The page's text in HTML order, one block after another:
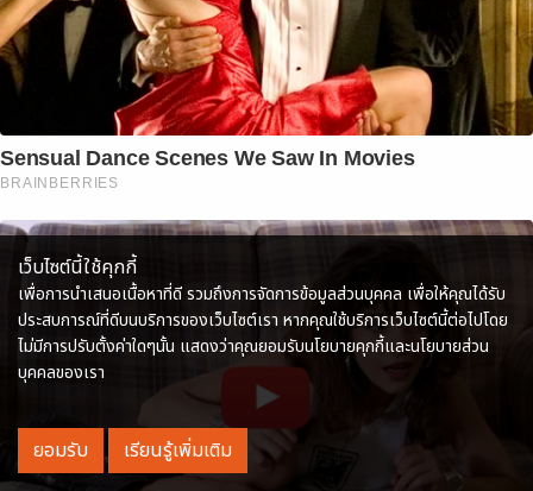
Sensual Dance Scenes We Saw In Movies
BRAINBERRIES
เว็บไซต์นี้ใช้คุกกี้
เพื่อการนำเสนอเนื้อหาที่ดี รวมถึงการจัดการข้อมูลส่วนบุคคล เพื่อให้คุณได้รับ
ประสบการณ์ที่ดีบนบริการของเว็บไซต์เรา หากคุณใช้บริการเว็บไซต์นี้ต่อไปโดย
ไม่มีการปรับตั้งค่าใดๆนั้น แสดงว่าคุณยอมรับนโยบายคุกกี้และนโยบายส่วน
บุคคลของเรา
ยอมรับ เรียนรู้เพิ่มเติม